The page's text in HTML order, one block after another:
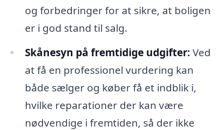
og forbedringer for at sikre, at boligen
er i god stand til salg.
Skånesyn på fremtidige udgifter: Ved
at få en professionel vurdering kan
både sælger og køber få et indblik i,
hvilke reparationer der kan være
nødvendige i fremtiden, så der ikke